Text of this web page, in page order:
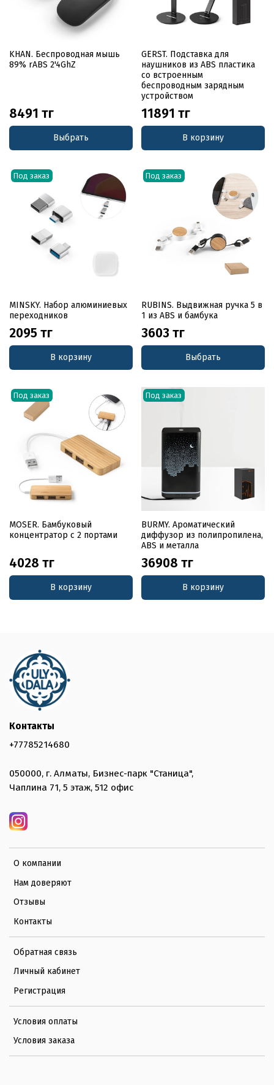
KHAN. Беспроводная мышь
89% rABS 2'4GhZ
8491 тг
Выбрать
GERST. Подставка для
наушников из ABS пластика
со встроенным
беспроводным зарядным
устройством
11891 тг
В корзину
Под заказ
MINSKY. Набор алюминиевых
переходников
2095 тг
В корзину
Под заказ
RUBINS. Выдвижная ручка 5 в
1 из ABS и бамбука
3603 тг
Выбрать
Под заказ
MOSER. Бамбуковый
концентратор с 2 портами
4028 тг
В корзину
Под заказ
BURMY. Ароматический
диффузор из полипропилена,
ABS и металла
36908 тг
В корзину
О компании
Нам доверяют
Отзывы
Контакты
Обратная связь
Личный кабинет
Регистрация
Условия оплаты
Условия заказа
Контакты
+77785214680
050000, г. Алматы, Бизнес-парк "Станица",
Чаплина 71, 5 этаж, 512 офис